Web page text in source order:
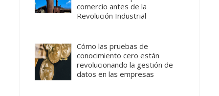
comercio antes de la
Revolución Industrial
Cómo las pruebas de
conocimiento cero están
revolucionando la gestión de
datos en las empresas